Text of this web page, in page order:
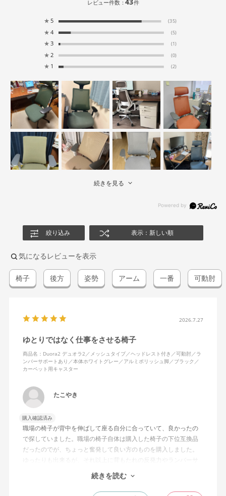
レビュー件数： 件
★ 5 (35)
★ 4 (5)
★ 3 (1)
★ 2 (0)
★ 1 (2)
続きを見る
絞り込み 表示：新しい順
気になるレビューを表示
椅子 後方 姿勢 アーム 一番 可動肘
2026.7.27
ゆとりではなく仕事をさせる椅子
商品名：Duora2 デュオラ2／メッシュタイプ／ヘッドレスト付き／可動肘／ラ
ンバーサポートあり／本体ホワイトグレー／アルミポリッシュ脚／ブラック／
カーペット用キャスター
たこやき
購入確認済み
職場の椅子が背中を伸ばして座る自分に合っていて、良かったの
で探していました。職場の椅子自体は購入した椅子の下位互換品
だったのでが、ちょっと奮発して良い方のものを購入しました。
ゆったりも出来るが、それ以上に背もたれの反発力やランバーサ
ポートを突き出したり出来るので、モニターに向かわす方にも力
が入っていて仕事をするにはすごく良い椅子でした。
続きを読む